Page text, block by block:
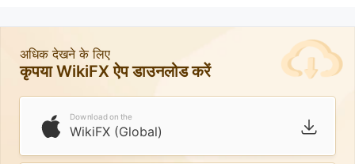
अधिक देखने के लिए
कृपया WikiFX ऐप डाउनलोड करें
Download on the
WikiFX (Global)